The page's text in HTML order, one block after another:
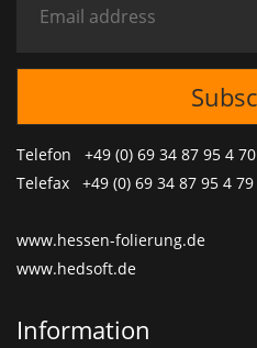
Telefon +49 (0) 69 34 87 95 4 70
Telefax +49 (0) 69 34 87 95 4 79
www.hessen-folierung.de
www.hedsoft.de
Information